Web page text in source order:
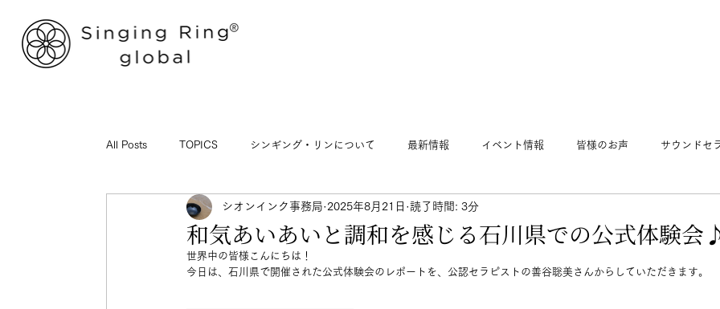
All Posts TOPICS シンギング・リンについて 最新情報 イベント情報 皆様のお声 サウンドセ
和気あいあいと調和を感じる石川県での公式体験会
シオンインク事務局 2025年8月21日 読了時間: 3分
世界中の皆様こんにちは！
今日は、石川県で開催された公式体験会のレポートを、公認セラピストの善谷聡美さんからしていただきます。